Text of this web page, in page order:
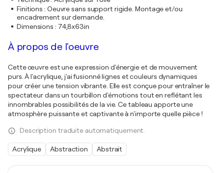
Finitions : Oeuvre sans support rigide. Montage et/ou
encadrement sur demande.
Dimensions : 74,8x63in
À propos de l'oeuvre
Cette œuvre est une expression d'énergie et de mouvement
purs. À l'acrylique, j'ai fusionné lignes et couleurs dynamiques
pour créer une tension vibrante. Elle est conçue pour entraîner le
spectateur dans un tourbillon d'émotions tout en reflétant les
innombrables possibilités de la vie. Ce tableau apporte une
atmosphère puissante et captivante à n'importe quelle pièce !
Description traduite automatiquement.
Acrylique Abstraction Abstrait